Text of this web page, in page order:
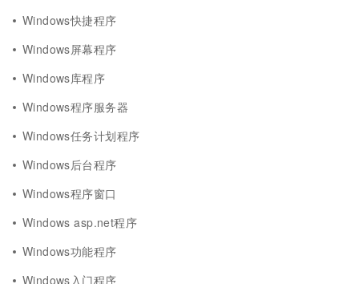
Windows快捷程序
Windows屏幕程序
Windows库程序
Windows程序服务器
Windows任务计划程序
Windows后台程序
Windows程序窗口
Windows asp.net程序
Windows功能程序
Windows入门程序